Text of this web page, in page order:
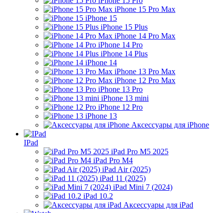
iPhone 15 Pro Max
iPhone 15
iPhone 15 Plus
iPhone 14 Pro Max
iPhone 14 Pro
iPhone 14 Plus
iPhone 14
iPhone 13 Pro Max
iPhone 12 Pro Max
iPhone 13 Pro
iPhone 13 mini
iPhone 12 Pro
iPhone 13
Аксессуары для iPhone
IPad
iPad Pro M5 2025
iPad Pro M4
iPad Air (2025)
iPad 11 (2025)
iPad Mini 7 (2024)
iPad 10.2
Аксессуары для iPad